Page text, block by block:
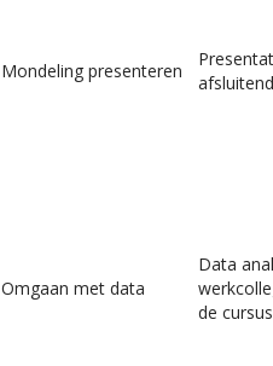
Mondeling presenteren
Omgaan met data
Data
de